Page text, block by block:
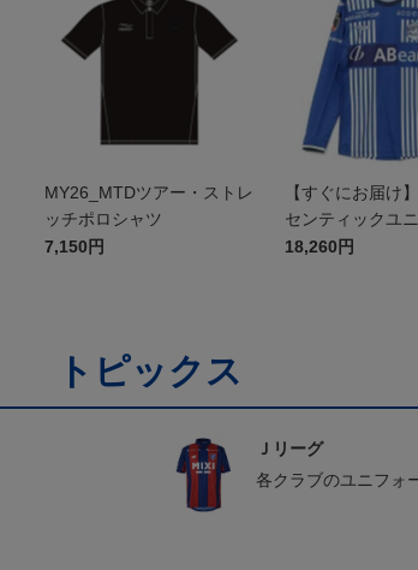
MY26_MTDツアー・ストレ
ッチポロシャツ
7,150円
【すぐにお届け
センティックユ
FP1st（長袖）
18,260円
トピックス
Ｊリーグ
各クラブのユニフォ